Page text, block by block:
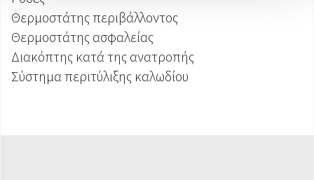
Θερμοστάτης περιβάλλοντος
Θερμοστάτης ασφαλείας
Διακόπτης κατά της ανατροπής
Σύστημα περιτύλιξης καλωδίου